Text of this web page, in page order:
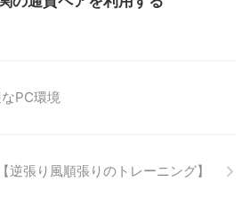
PC環境
逆張り風順張りのトレーニング】